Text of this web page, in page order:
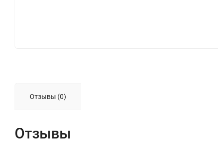
Отзывы (0)
Отзывы